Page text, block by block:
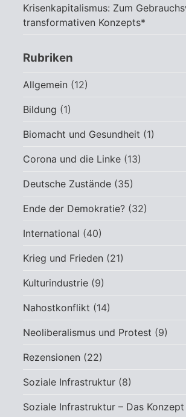
Krisenkapitalismus: Zum
transformativen Konzepts*
Rubriken
Allgemein (12)
Bildung (1)
Biomacht und Gesundheit (1)
Corona und die Linke (13)
Deutsche Zustände (35)
Ende der Demokratie? (32)
International (40)
Krieg und Frieden (21)
Kulturindustrie (9)
Nahostkonflikt (14)
Neoliberalismus und Protest (9)
Rezensionen (22)
Soziale Infrastruktur (8)
Soziale Infrastruktur – Das Konzept